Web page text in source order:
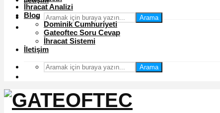
Arama
İhracat Analizi
Blog
Dominik Cumhuriyeti
Gateoftec Soru Cevap
İhracat Sistemi
İletişim
Arama